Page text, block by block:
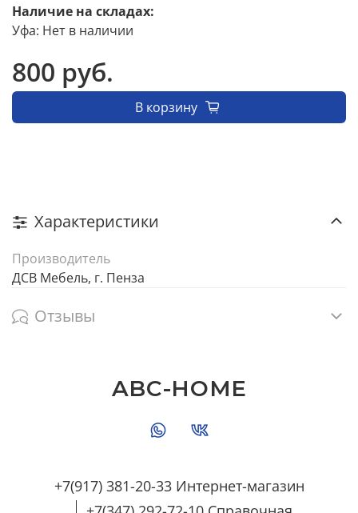
Наличие на складах:
Уфа: Нет в наличии
800 руб.
В корзину
Характеристики
Производитель
ДСВ Мебель, г. Пенза
Отзывы
+7(917) 381-20-33 Интернет-магазин
ABC-HOME